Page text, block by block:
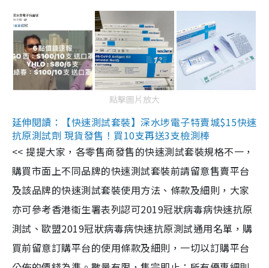
點擊圖片放大
延伸閱讀：【快速測試套裝】深水埗電子特賣城$15快速
抗原測試劑 現貨發售！買10支再送3支檢測棒
<< 提提大家，各零售商發售的快速測試套裝規格不一，
購買市面上不同品牌的快速測試套裝前請留意售賣平台
及該品牌的快速測試套裝使用方法、條款及細則，大家
亦可參考香港衞生署表列認可2019冠狀病毒病快速抗原
測試、歐盟2019冠狀病毒病快速抗原測試通用名單，購
買前留意訂購平台的使用條款及細則，一切以訂購平台